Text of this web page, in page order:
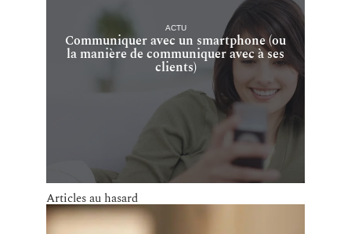
ACTU
Communiquer avec un smartphone (ou
la manière de communiquer avec à ses
clients)
Articles au hasard